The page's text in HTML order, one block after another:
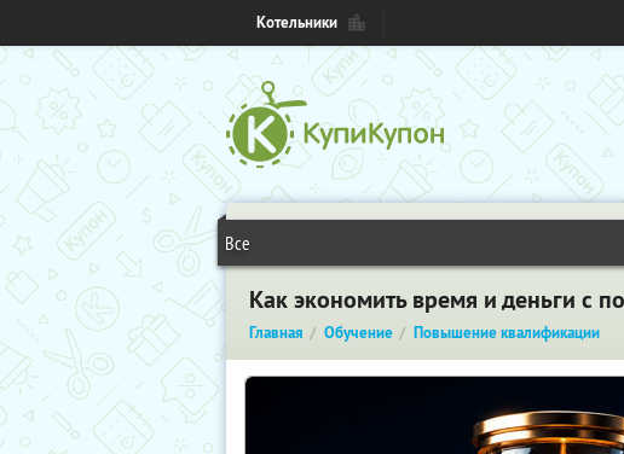
Котельники
Все
Как экономить время и деньги с
Главная Обучение Повышение квалификации